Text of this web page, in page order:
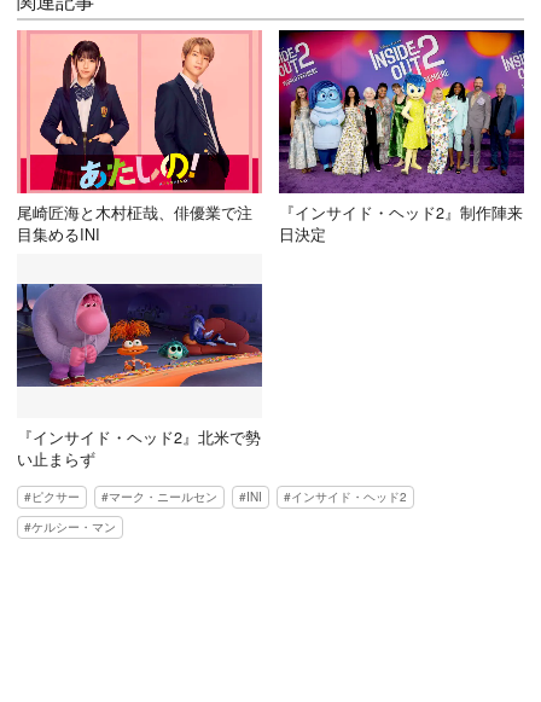
尾崎匠海と木村柾哉、俳優業で注
目集めるINI
『インサイド・ヘッド2』制作陣来
日決定
『インサイド・ヘッド2』北米で勢
い止まらず
ピクサー マーク・ニールセン INI
インサイド・ヘッド2
ケルシー・マン